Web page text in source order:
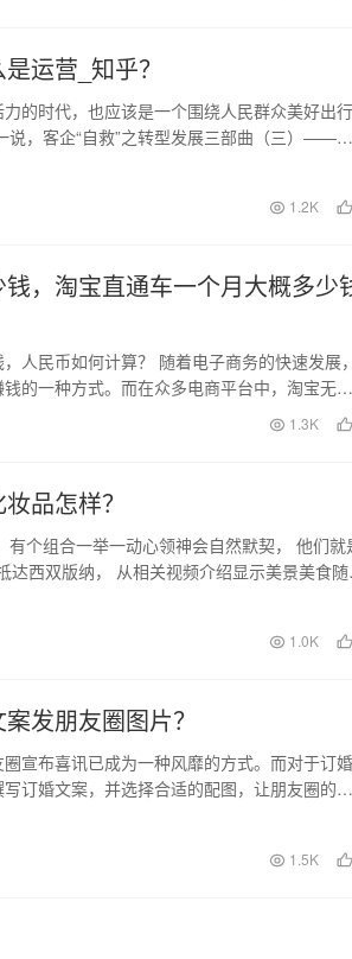
运营_知乎？
的时代，也应该是一个围绕人民群众美好出行
说，客企“自救”之转型发展三部曲（三）——客
1.2K
，淘宝直通车一个月大概多少
人民币如何计算？ 随着电子商务的快速发展，
的一种方式。而在众多电商平台中，淘宝无疑
1.3K
品怎样？
个组合一举一动心领神会自然默契， 他们就
达西双版纳， 从相关视频介绍显示美景美食随
1.0K
发朋友圈图片？
宣布喜讯已成为一种风靡的方式。而对于订婚
订婚文案，并选择合适的配图，让朋友圈的众
1.5K